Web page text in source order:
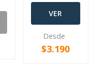
VER
OPCIONES
Desde
$3.190